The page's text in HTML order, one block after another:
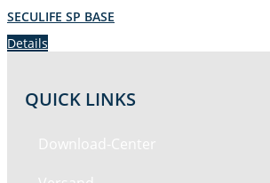
SECULIFE SP BASE
Details
QUICK LINKS
Down­load-Cen­ter